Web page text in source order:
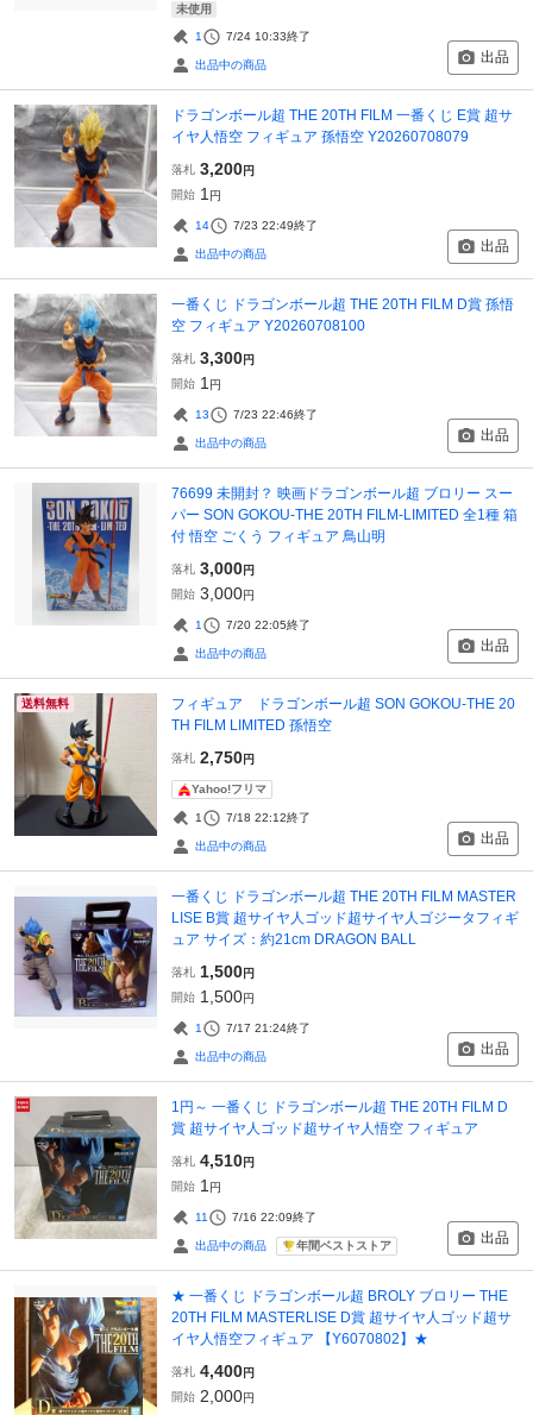
未使用
1 7/24 10:33終了
出品中の商品 出品
ドラゴンボール超 THE 20TH FILM 一番くじ E賞 超サ
イヤ人悟空 フィギュア 孫悟空 Y20260708079
落札 3,200円
開始 1 円
14 7/23 22:49終了
出品中の商品 出品
一番くじ ドラゴンボール超 THE 20TH FILM D賞 孫悟
空 フィギュア Y20260708100
落札 3,300円
開始 1 円
13 7/23 22:46終了
出品中の商品 出品
76699 未開封？ 映画ドラゴンボール超 ブロリー スー
パー SON GOKOU‐THE 20TH FILM‐LIMITED 全1種 箱
付 悟空 ごくう フィギュア 鳥山明
落札 3,000円
開始 3,000円
1 7/20 22:05終了
出品中の商品 出品
送料無料
フィギュア ドラゴンボール超 SON GOKOU-THE 20
TH FILM LIMITED 孫悟空
落札 2,750円
Yahoo!フリマ
1 7/18 22:12終了
出品中の商品 出品
一番くじ ドラゴンボール超 THE 20TH FILM MASTER
LISE B賞 超サイヤ人ゴッド超サイヤ人ゴジータフィギ
ュア サイズ：約21cm DRAGON BALL
落札 1,500円
開始 1,500円
1 7/17 21:24終了
出品中の商品 出品
1円～ 一番くじ ドラゴンボール超 THE 20TH FILM D
賞 超サイヤ人ゴッド超サイヤ人悟空 フィギュア
落札 4,510円
開始 1 円
11 7/16 22:09終了
出品中の商品 年間ベストストア 出品
★ 一番くじ ドラゴンボール超 BROLY ブロリー THE
20TH FILM MASTERLISE D賞 超サイヤ人ゴッド超サ
イヤ人悟空フィギュア 【Y6070802】★
落札 4,400円
開始 2,000円